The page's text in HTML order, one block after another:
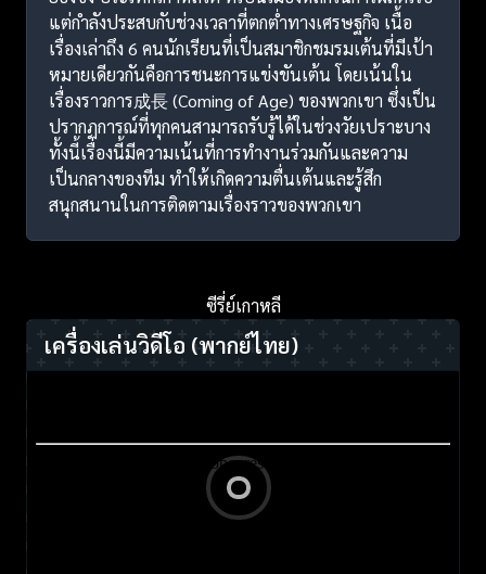
แต่กำลังประสบกับช่วงเวลาที่ตกต่ำทางเศรษฐกิจ เนื้อ
เรื่องเล่าถึง 6 คนนักเรียนที่เป็นสมาชิกชมรมเต้นที่มีเป้า
หมายเดียวกันคือการชนะการแข่งขันเต้น โดยเน้นใน
เรื่องราวการ成長 (Coming of Age) ของพวกเขา ซึ่งเป็น
ปรากฏการณ์ที่ทุกคนสามารถรับรู้ได้ในช่วงวัยเปราะบาง
ทั้งนี้เรื่องนี้มีความเน้นที่การทำงานร่วมกันและความ
เป็นกลางของทีม ทำให้เกิดความตื่นเต้นและรู้สึก
สนุกสนานในการติดตามเรื่องราวของพวกเขา
ซีรี่ย์เกาหลี
เครื่องเล่นวิดีโอ (พากย์ไทย)